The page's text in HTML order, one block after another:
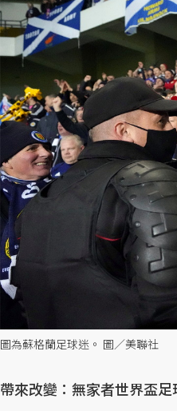
圖為蘇格蘭足球迷。 圖／美聯社
帶來改變：無家者世界盃足